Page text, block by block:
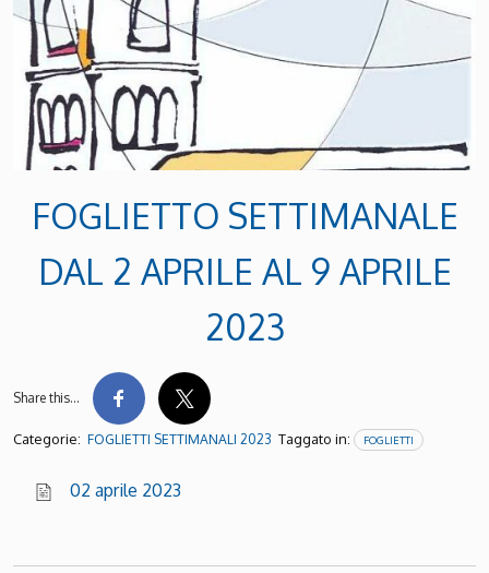
FOGLIETTO SETTIMANALE
DAL 2 APRILE AL 9 APRILE
2023
Share this…
Categorie: FOGLIETTI SETTIMANALI 2023 Taggato in: FOGLIETTI
02 aprile 2023